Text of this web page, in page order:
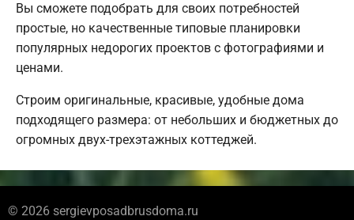
Вы сможете подобрать для своих потребностей
простые, но качественные типовые планировки
популярных недорогих проектов с фотографиями и
ценами.
Строим оригинальные, красивые, удобные дома
подходящего размера: от небольших и бюджетных до
огромных двух-трехэтажных коттеджей.
© 2026 sergievposadbrusdoma.ru